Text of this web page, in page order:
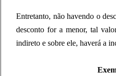
Entretanto, não havendo o
desconto for a menor, tal
indireto e sobre ele, haverá a